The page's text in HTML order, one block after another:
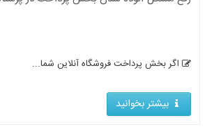
اگر بخش پرداخت فروشگاه آنلاین شما...
بیشتر بخوانید